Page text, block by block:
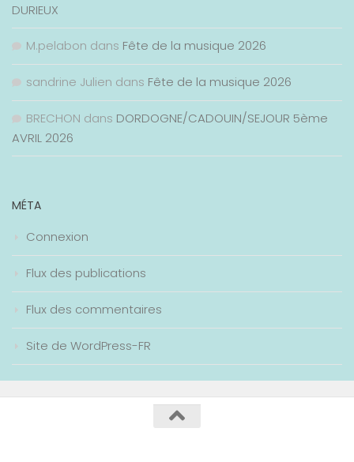
DURIEUX
M.pelabon dans Fête de la musique 2026
sandrine Julien dans Fête de la musique 2026
BRECHON dans DORDOGNE/CADOUIN/SEJOUR 5ème
AVRIL 2026
MÉTA
Connexion
Flux des publications
Flux des commentaires
Site de WordPress-FR